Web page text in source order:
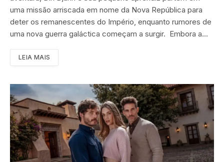
uma missão arriscada em nome da Nova República para
deter os remanescentes do Império, enquanto rumores de
uma nova guerra galáctica começam a surgir. Embora a…
LEIA MAIS